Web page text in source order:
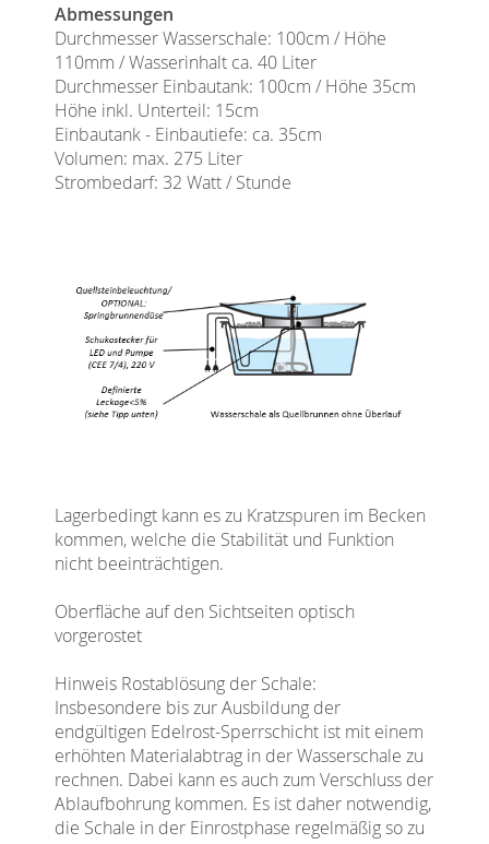
Abmessungen
Durchmesser Wasserschale: 100cm / Höhe
110mm / Wasserinhalt ca. 40 Liter
Durchmesser Einbautank: 100cm / Höhe 35cm
Höhe inkl. Unterteil: 15cm
Einbautank - Einbautiefe: ca. 35cm
Volumen: max. 275 Liter
Strombedarf: 32 Watt / Stunde
Lagerbedingt kann es zu Kratzspuren im Becken
kommen, welche die Stabilität und Funktion
nicht beeinträchtigen.
Oberfläche auf den Sichtseiten optisch
vorgerostet
Hinweis Rostablösung der Schale:
Insbesondere bis zur Ausbildung der
endgültigen Edelrost-Sperrschicht ist mit einem
erhöhten Materialabtrag in der Wasserschale zu
rechnen. Dabei kann es auch zum Verschluss der
Ablaufbohrung kommen. Es ist daher notwendig,
die Schale in der Einrostphase regelmäßig so zu